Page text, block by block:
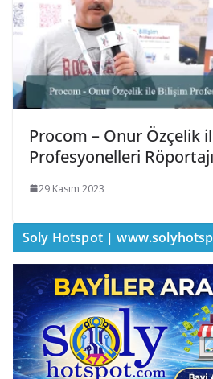
Procom – Onur Özçelik
Profesyonelleri
29 Kasım 2023
Soly Hotspot |